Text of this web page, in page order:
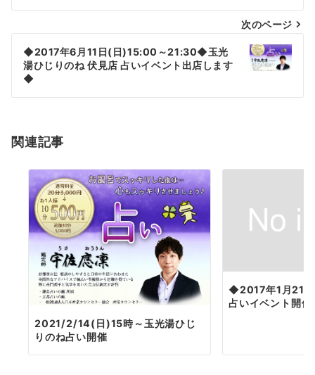
ビ
ゲ
ー
シ
ン
次のページ
◆2017年6月11日(日)15:00～21:30◆玉光
湯ひじりのね 伏見店 占いイベント出店します
◆
関連記事
2021/2/14(日)15時～玉光湯ひじ
りのね占い開催
◆2017年1月21
占いイベント開